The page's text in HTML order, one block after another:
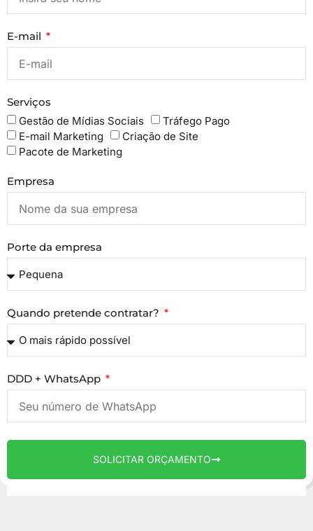
E-mail
Serviços
Gestão de Mídias Sociais
Tráfego Pago
E-mail Marketing
Criação de Site
Pacote de Marketing
Empresa
Porte da empresa
Quando pretende contratar?
DDD + WhatsApp
SOLICITAR ORÇAMENTO